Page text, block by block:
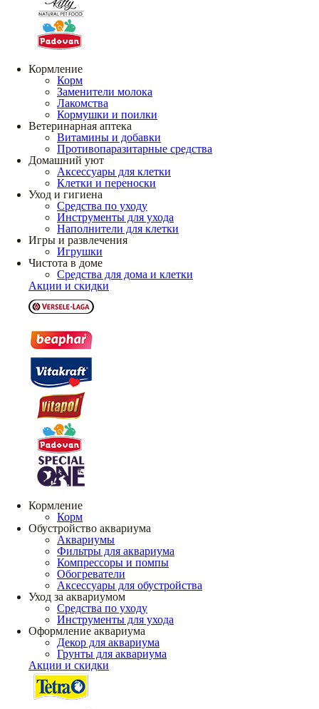
Кормление
Корм
Заменители молока
Лакомства
Кормушки и поилки
Ветеринарная аптека
Витамины и добавки
Противопаразитарные средства
Домашний уют
Аксессуары для клетки
Клетки и переноски
Уход и гигиена
Средства по уходу
Инструменты для ухода
Наполнители для клетки
Игры и развлечения
Игрушки
Чистота в доме
Средства для дома и клетки
Акции и скидки
Кормление
Корм
Обустройство аквариума
Аквариумы
Фильтры для аквариума
Компрессоры и помпы
Обогреватели
Аксессуары для обустройства
Уход за аквариумом
Средства по уходу
Инструменты для ухода
Оформление аквариума
Декор для аквариума
Грунты для аквариума
Акции и скидки